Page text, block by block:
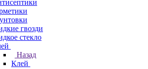
гвозди
стекло
Назад
Клей